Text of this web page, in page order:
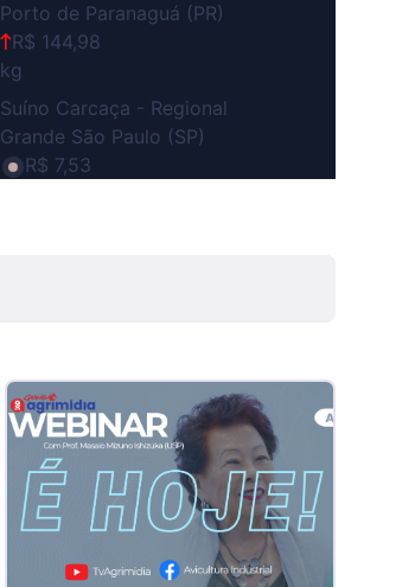
Porto de Paranaguá (PR)
R$ 144,98
kg
Suíno Carcaça - Regional
Grande São Paulo (SP)
R$ 7,53
MG
R$ 5,05
kg
Suíno - Estadual
PR
R$ 4,53